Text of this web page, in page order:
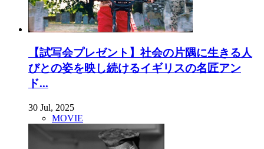
【試写会プレゼント】社会の片隅に生きる人
びとの姿を映し続けるイギリスの名匠アン
ド...
30 Jul, 2025
MOVIE